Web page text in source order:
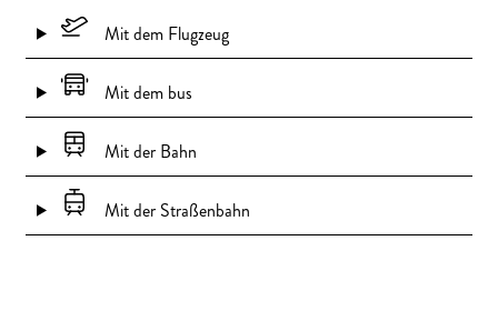
Mit dem Flugzeug
Mit dem bus
Mit der Bahn
Mit der Straßenbahn